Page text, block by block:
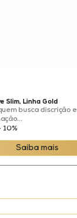
Slim, Linha Gold
busca discrição
10%
Saiba mais